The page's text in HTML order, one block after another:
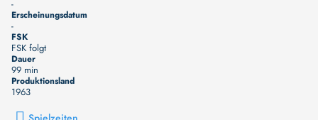
-
Erscheinungsdatum
-
FSK
FSK folgt
Dauer
99 min
Produktionsland
1963